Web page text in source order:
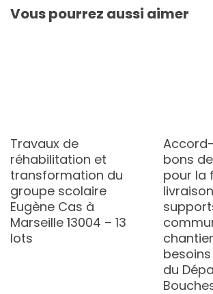
Vous pourrez aussi aimer
Travaux de
réhabilitation et
transformation du
groupe scolaire
Eugène Cas à
Marseille 13004 – 13
lots
bons
pour la
du